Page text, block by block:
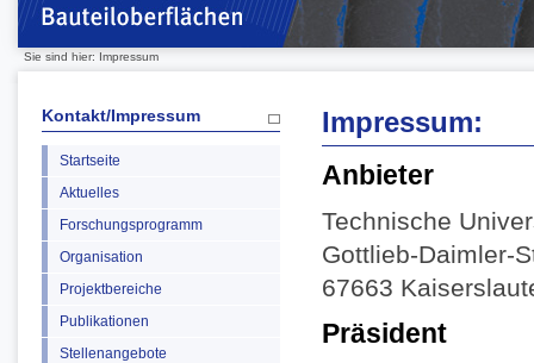
Sie sind hier: Impressum
Kontakt/Impressum
Startseite
Aktuelles
Forschungsprogramm
Organisation
Projektbereiche
Publikationen
Stellenangebote
Impressum:
Anbieter
Technische
Gottlieb-Daimler-
67663
Präsident